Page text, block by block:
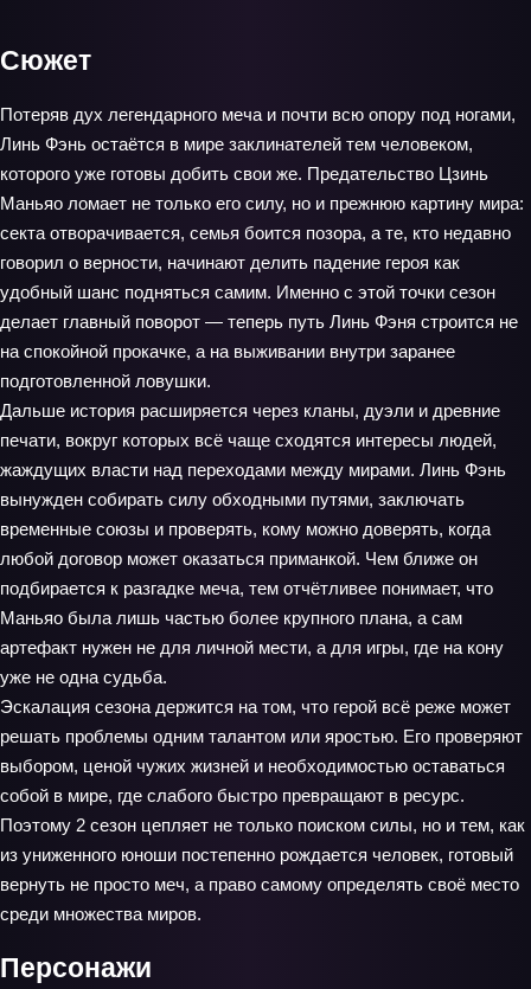
Сюжет
Потеряв дух легендарного меча и почти всю опору под ногами,
Линь Фэнь остаётся в мире заклинателей тем человеком,
которого уже готовы добить свои же. Предательство Цзинь
Маньяо ломает не только его силу, но и прежнюю картину мира:
секта отворачивается, семья боится позора, а те, кто недавно
говорил о верности, начинают делить падение героя как
удобный шанс подняться самим. Именно с этой точки сезон
делает главный поворот — теперь путь Линь Фэня строится не
на спокойной прокачке, а на выживании внутри заранее
подготовленной ловушки.
Дальше история расширяется через кланы, дуэли и древние
печати, вокруг которых всё чаще сходятся интересы людей,
жаждущих власти над переходами между мирами. Линь Фэнь
вынужден собирать силу обходными путями, заключать
временные союзы и проверять, кому можно доверять, когда
любой договор может оказаться приманкой. Чем ближе он
подбирается к разгадке меча, тем отчётливее понимает, что
Маньяо была лишь частью более крупного плана, а сам
артефакт нужен не для личной мести, а для игры, где на кону
уже не одна судьба.
Эскалация сезона держится на том, что герой всё реже может
решать проблемы одним талантом или яростью. Его проверяют
выбором, ценой чужих жизней и необходимостью оставаться
собой в мире, где слабого быстро превращают в ресурс.
Поэтому 2 сезон цепляет не только поиском силы, но и тем, как
из униженного юноши постепенно рождается человек, готовый
вернуть не просто меч, а право самому определять своё место
среди множества миров.
Персонажи